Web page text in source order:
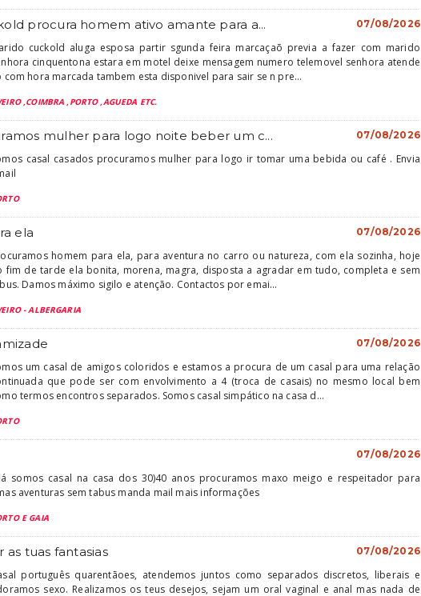
procura homem ativo amante para a... 07/08/2026
cuckold aluga esposa partir sgunda feira marcaçaõ previa a fazer com marido
cinquentona estara em motel deixe mensagem numero telemovel senhora atende
com hora marcada tambem esta disponivel para sair se n pre...
,COIMBRA ,PORTO ,AGUEDA ETC.
mulher para logo noite beber um c... 07/08/2026
casal casados procuramos mulher para logo ir tomar uma bebida ou café . Envia
ela 07/08/2026
homem para ela, para aventura no carro ou natureza, com ela sozinha, hoje
fim de tarde ela bonita, morena, magra, disposta a agradar em tudo, completa e sem
Damos máximo sigilo e atenção. Contactos por emai...
- ALBERGARIA
07/08/2026
um casal de amigos coloridos e estamos a procura de um casal para uma relação
que pode ser com envolvimento a 4 (troca de casais) no mesmo local bem
termos encontros separados. Somos casal simpático na casa d...
07/08/2026
somos casal na casa dos 30)40 anos procuramos maxo meigo e respeitador para
aventuras sem tabus manda mail mais informações
E GAIA
as tuas fantasias 07/08/2026
português quarentãoes, atendemos juntos como separados discretos, liberais e
sexo. Realizamos os teus desejos, sejam um oral vaginal e anal mas nada de